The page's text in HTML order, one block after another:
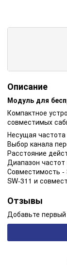
Описание
Модуль для
Компактное
совместимых
Несущая частота
Выбор канала
Расстояние
Диапазон
Совместимость -
SW-311 и
Отзывы
Добавьте